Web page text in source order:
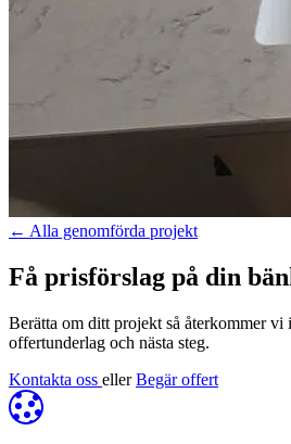
← Alla genomförda projekt
Få prisförslag på din
Berätta om ditt projekt så återkommer vi
offertunderlag och nästa steg.
Kontakta oss eller Begär offert